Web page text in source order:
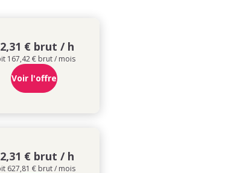
€ brut / h
167,42 € brut / mois
Voir l'offre
€ brut / h
627,81 € brut / mois